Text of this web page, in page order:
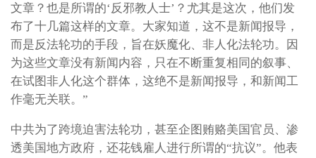
文章？也是所谓的‘反邪教人士’？尤其是这次，他们发
布了十几篇这样的文章。大家知道，这不是新闻报导，
而是反法轮功的手段，旨在妖魔化、非人化法轮功。因
为这些文章没有新闻内容，只在不断重复相同的叙事、
在试图非人化这个群体，这绝不是新闻报导，和新闻工
作毫无关联。”
中共为了跨境迫害法轮功，甚至企图贿赂美国官员、渗
透美国地方政府，还花钱雇人进行所谓的“抗议”。他表